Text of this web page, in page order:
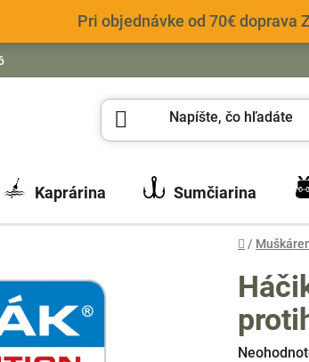
Pri objednávke od 70€ doprava
Kaprárina Sumčiarina
Domov
/
Priemerné